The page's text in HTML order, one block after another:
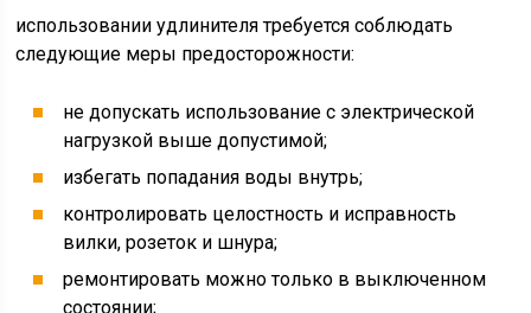
использовании удлинителя требуется соблюдать
следующие меры предосторожности:
не допускать использование с электрической
нагрузкой выше допустимой;
избегать попадания воды внутрь;
контролировать целостность и исправность
вилки, розеток и шнура;
ремонтировать можно только в выключенном
состоянии;